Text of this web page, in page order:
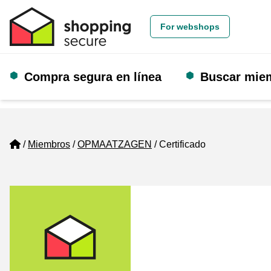
For webshops
Compra segura en línea Buscar
Home
Miembros OPMAATZAGEN Certificado